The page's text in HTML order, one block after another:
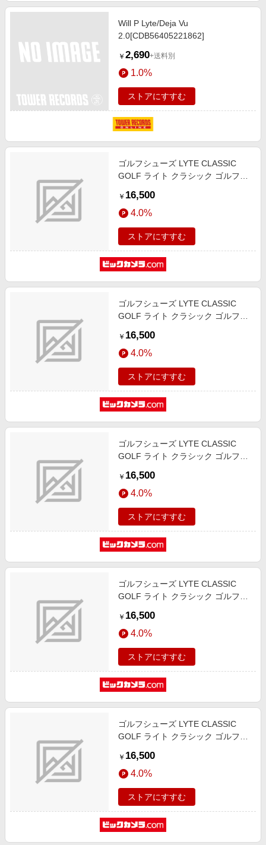
Will P Lyte/Deja Vu
2.0[CDB56405221862]
￥ 2,690+送料別
1.0%
ストアにすすむ
ゴルフシューズ LYTE CLASSIC
GOLF ライト クラシック ゴルフ
1113A069 [ユニセックス /26.5cm /
幅:D]
￥ 16,500
4.0%
ストアにすすむ
ゴルフシューズ LYTE CLASSIC
GOLF ライト クラシック ゴルフ
1113A069 [ユニセックス /23.0cm /
幅:D]
￥ 16,500
4.0%
ストアにすすむ
ゴルフシューズ LYTE CLASSIC
GOLF ライト クラシック ゴルフ
1113A069 [ユニセックス /24.0cm /
幅:D]
￥ 16,500
4.0%
ストアにすすむ
ゴルフシューズ LYTE CLASSIC
GOLF ライト クラシック ゴルフ
1113A069 [ユニセックス /27.0cm /
幅:D]
￥ 16,500
4.0%
ストアにすすむ
ゴルフシューズ LYTE CLASSIC
GOLF ライト クラシック ゴルフ
1113A069 [ユニセックス /24.5cm /
幅:D]
￥ 16,500
4.0%
ストアにすすむ